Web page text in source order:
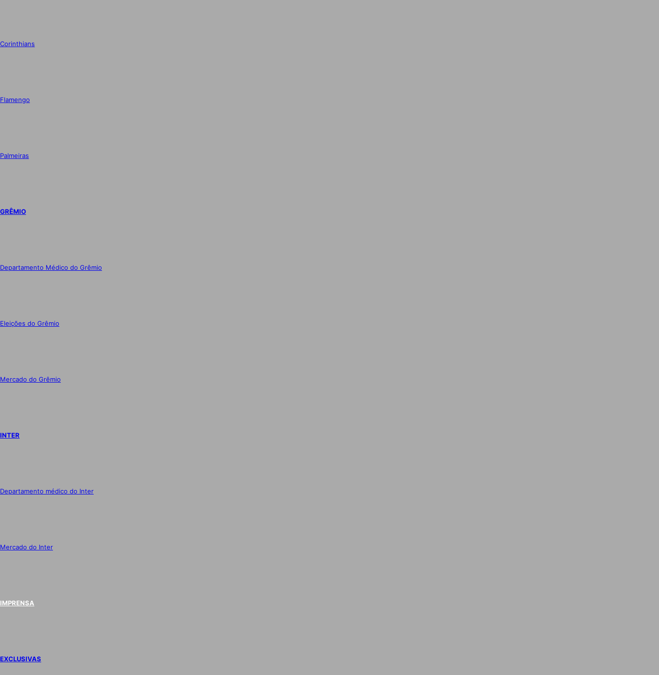
Corinthians
Flamengo
Palmeiras
GRÊMIO
Departamento Médico do Grêmio
Eleições do Grêmio
Mercado do Grêmio
INTER
Departamento médico do Inter
Mercado do Inter
IMPRENSA
EXCLUSIVAS